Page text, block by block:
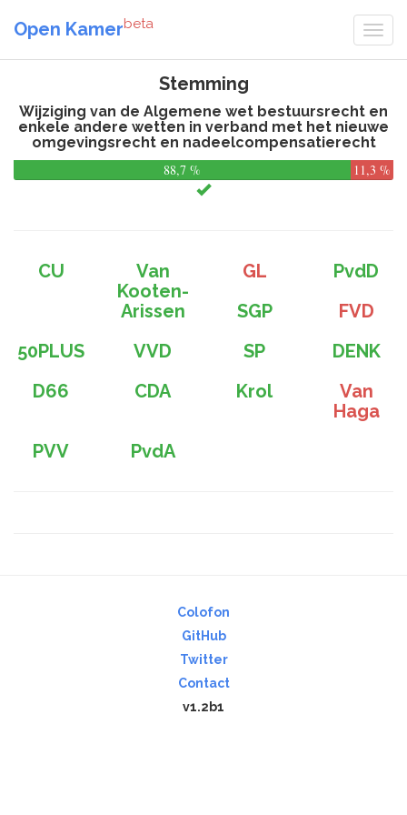
Open Kamerbeta
Stemming
Wijziging van de Algemene wet bestuursrecht en
enkele andere wetten in verband met het nieuwe
omgevingsrecht en nadeelcompensatierecht
88,7 %
11,3 %
CU
Van
Kooten-
Arissen
GL
PvdD
SGP
FVD
50PLUS
VVD SP
DENK
D66
CDA Krol
Van
Haga
PVV
PvdA
Colofon
GitHub
Twitter
Contact
v1.2b1